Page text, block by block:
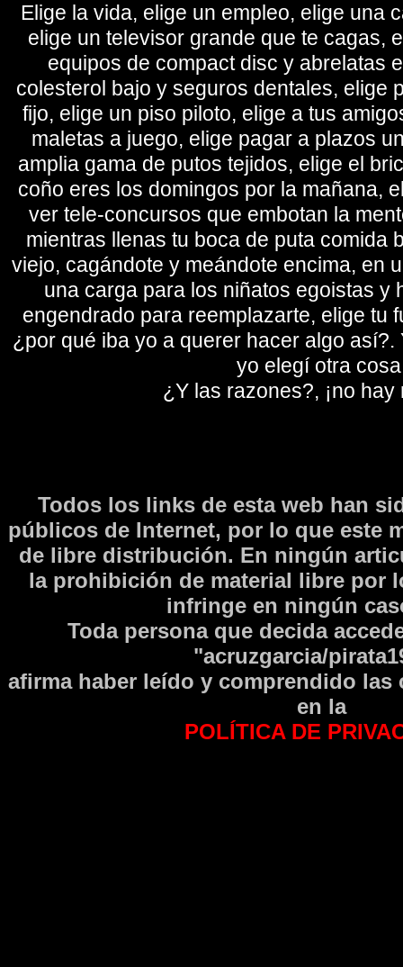
Elige la vida, elige un empleo, elige una
elige un televisor grande que te cagas,
equipos de compact disc y abrelatas
colesterol bajo y seguros dentales, elige
fijo, elige un piso piloto, elige a tus
maletas a juego, elige pagar a plazos
amplia gama de putos tejidos, elige el
coño eres los domingos por la mañana,
ver tele-concursos que embotan la
mientras llenas tu boca de puta comida
viejo, cagándote y meándote encima, en
una carga para los niñatos egoistas y
engendrado para reemplazarte, elige tu
¿por qué iba yo a querer hacer algo así?.
yo elegí otra
¿Y las razones?, ¡no hay
Todos los links de esta web han
públicos de Internet, por lo que este
de libre distribución. En ningún
la prohibición de material libre por
infringe en ningún
Toda persona que decida
"acruzgarcia/
afirma haber leí­do y comprendido las
en la
POLÍTICA DE